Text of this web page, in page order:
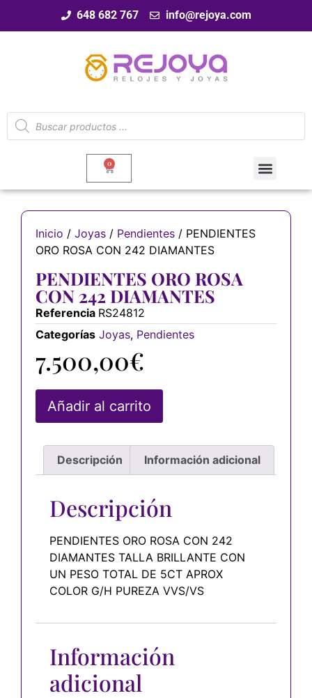
648 682 767 info@rejoya.com
0
Inicio / Joyas / Pendientes / PENDIENTES
ORO ROSA CON 242 DIAMANTES
PENDIENTES ORO ROSA
CON 242 DIAMANTES
Referencia RS24812
Categorías Joyas, Pendientes
7.500,00€
Añadir al carrito
Descripción Información adicional
Descripción
PENDIENTES ORO ROSA CON 242
DIAMANTES TALLA BRILLANTE CON
UN PESO TOTAL DE 5CT APROX
COLOR G/H PUREZA VVS/VS
Información
adicional